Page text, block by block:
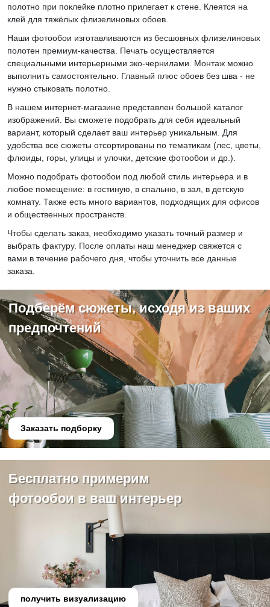
полотно при поклейке плотно прилегает к стене. Клеятся на
клей для тяжёлых флизелиновых обоев.
Наши фотообои изготавливаются из бесшовных флизелиновых
полотен премиум-качества. Печать осуществляется
специальными интерьерными эко-чернилами. Монтаж можно
выполнить самостоятельно. Главный плюс обоев без шва - не
нужно стыковать полотно.
В нашем интернет-магазине представлен большой каталог
изображений. Вы сможете подобрать для себя идеальный
вариант, который сделает ваш интерьер уникальным. Для
удобства все сюжеты отсортированы по тематикам (лес, цветы,
флюиды, горы, улицы и улочки, детские фотообои и др.).
Можно подобрать фотообои под любой стиль интерьера и в
любое помещение: в гостиную, в спальню, в зал, в детскую
комнату. Также есть много вариантов, подходящих для офисов
и общественных пространств.
Чтобы сделать заказ, необходимо указать точный размер и
выбрать фактуру. После оплаты наш менеджер свяжется с
вами в течение рабочего дня, чтобы уточнить все данные
заказа.
Подберём сюжеты, исходя из ваших
предпочтений
Заказать подборку
Бесплатно примерим
фотообои в ваш интерьер
получить визуализацию